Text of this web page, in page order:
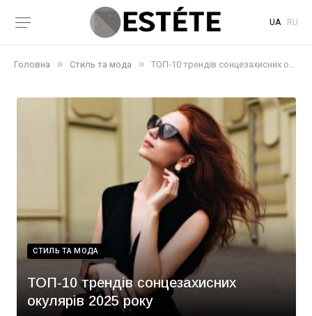
UA RU
Головна » Стиль та мода » ТОП-10 трендів сонцезахисних окулярів 2025 року
СТИЛЬ ТА МОДА
ТОП-10 трендів сонцезахисних
окулярів 2025 року